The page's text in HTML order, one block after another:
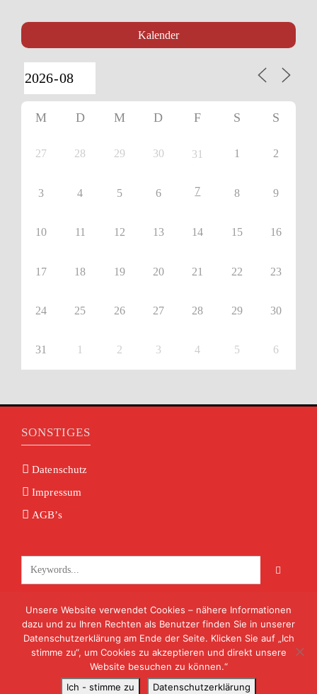
Kalender
M D M D F S S
27 28 29 30 31 1 2
3 4 5 6 7 8 9
10 11 12 13 14 15 16
17 18 19 20 21 22 23
24 25 26 27 28 29 30
31 1 2 3 4 5 6
SONSTIGES
Datenschutz
Impressum
AGB’s
KONTAKT
info@volksmusik-unterfranken.de
Unsere Website verwendet Cookies – nähere Informationen
dazu und zu Ihren Rechten als Benutzer finden Sie in unserer
Datenschutzerklärung am Ende der Seite. Klicken Sie auf „Ich
stimme zu“, um Cookies zu akzeptieren und direkt unsere
Website besuchen zu können.“
Ich - stimme zu
Datenschutzerklärung